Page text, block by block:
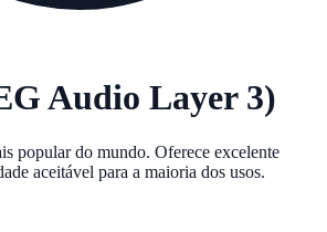
Audio Layer 3)
popular do mundo. Oferece excelente
aceitável para a maioria dos usos.